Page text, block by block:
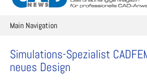
Main Navigation
Simulations-Spezialist
neues Design